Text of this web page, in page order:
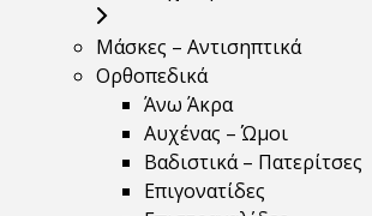
Μάσκες – Αντισηπτικά
Ορθοπεδικά
Άνω Άκρα
Αυχένας – Ώμοι
Βαδιστικά – Πατερίτσες
Επιγονατίδες